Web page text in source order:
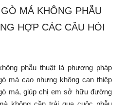
MÁ KHÔNG PHẪU
HỢP CÁC CÂU HỎI
phẫu thuật là phương pháp
má cao nhưng không can thiệp
má, giúp chị em sở hữu đường